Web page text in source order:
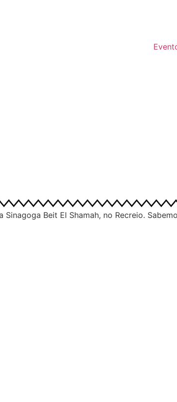
Beit El Shamah, no Recreio.